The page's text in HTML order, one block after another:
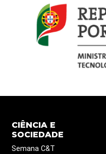
CIÊNCIA E
SOCIEDADE
Semana C&T